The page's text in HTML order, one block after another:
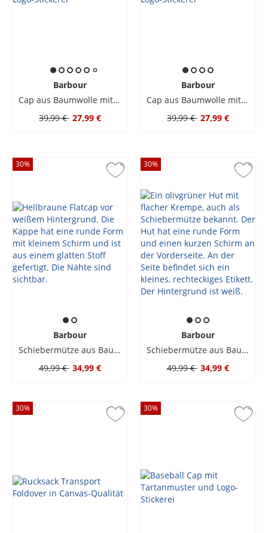
Barbour
Cap aus Baumwolle mit Logo-Stickerei
39,99 € 27,99 €
Barbour
Cap aus Baumwolle mit Logo-Stickerei
39,99 € 27,99 €
30%
Barbour
Schiebermütze aus Baumwolle mit Label-Aufnäher
49,99 € 34,99 €
30%
Barbour
Schiebermütze aus Baumwolle mit Label-Aufnäher
49,99 € 34,99 €
30% 30%